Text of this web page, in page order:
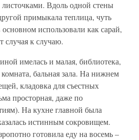
Вдоль одной стены
примыкала теплица, чуть
использовали как сарай,
случая к случаю.
имелась и малая, библиотека,
комната, бальная зала. На нижнем
кладовка для съестных
просторная, даже по
На кухне главной была
истинным сокровищем.
готовила еду на восемь –